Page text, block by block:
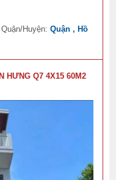
Quận/Huyện:Quận , Hồ
HƯNG Q7 4X15 60M2